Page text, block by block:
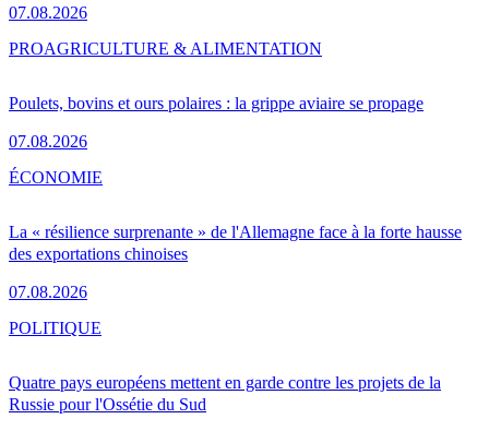
07.08.2026
Poulets, bovins et ours polaires : la grippe aviaire se propage
07.08.2026
PROAGRICULTURE & ALIMENTATION
La « résilience surprenante » de l'Allemagne face à la forte hausse
des exportations chinoises
07.08.2026
ÉCONOMIE
Quatre pays européens mettent en garde contre les projets de la
Russie pour l'Ossétie du Sud
POLITIQUE